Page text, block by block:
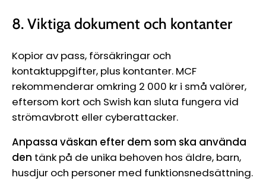
8. Viktiga dokument och kontanter
Kopior av pass, försäkringar och
kontaktuppgifter, plus kontanter. MCF
rekommenderar omkring 2 000 kr i små valörer,
eftersom kort och Swish kan sluta fungera vid
strömavbrott eller cyberattacker.
Anpassa väskan efter dem som ska använda
den tänk på de unika behoven hos äldre, barn,
husdjur och personer med funktionsnedsättning.